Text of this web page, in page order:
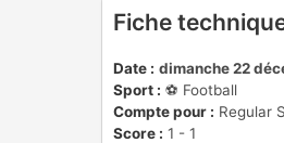
Fiche
Date : dimanche 22
Sport : ⚽️ Football
Compte pour : Regular
Score : 1 - 1